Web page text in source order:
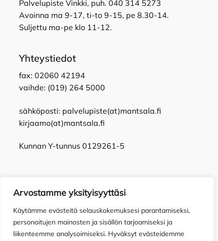
Arvostamme yksityisyyttäsi
Käytämme evästeitä selauskokemuksesi parantamiseksi,
personoitujen mainosten ja sisällön tarjoamiseksi ja
liikenteemme analysoimiseksi. Hyväksyt evästeidemme
Palvelupiste Vinkki, puh. 040 314 5273
Avoinna ma 9-17, ti-to 9-15, pe 8.30-14.
Suljettu ma-pe klo 11-12.
Yhteystiedot
fax: 02060 42194
vaihde: (019) 264 5000
sähköposti: palvelupiste(at)mantsala.fi
kirjaamo(at)mantsala.fi
Kunnan Y-tunnus 0129261-5
TietosuojaselosteToimitusehdotSaavutettavuusseloste